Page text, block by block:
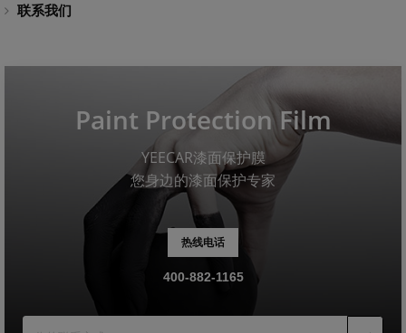
联系我们
Paint Protection Film
YEECAR漆面保护膜
您身边的漆面保护专家
热线电话
400-882-1165